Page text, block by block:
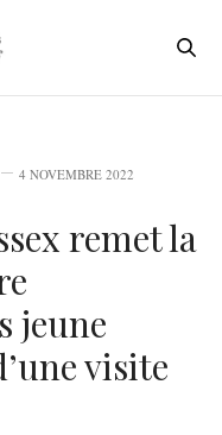
4 NOVEMBRE 2022
remet la
jeune
visite